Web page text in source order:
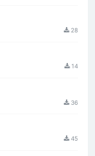
28
14
36
45